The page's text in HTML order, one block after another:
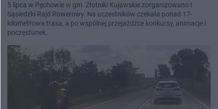
5 lipca w Pęchowie w gm. Złotniki Kujawskie zorganizowano I
Sąsiedzki Rajd Rowerowy. Na uczestników czekała ponad 17-
kilometrowa trasa, a po wspólnej przejażdżce konkursy, animacje i
poczęstunek.